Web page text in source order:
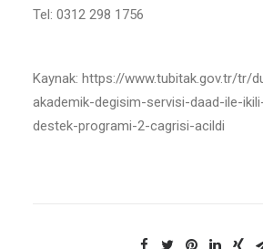
Tel: 0312 298 1756
Kaynak: https://www.tubitak.gov.tr/tr/
akademik-degisim-servisi-daad-ile-
destek-programi-2-cagrisi-acildi